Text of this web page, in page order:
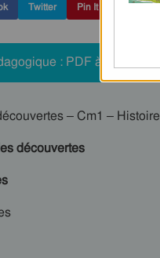
Twitter Pin It
: PDF à imprimer
– Cm1 –
découvertes